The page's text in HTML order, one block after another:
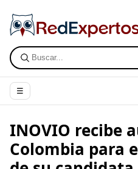
☰
INOVIO recibe
Colombia para